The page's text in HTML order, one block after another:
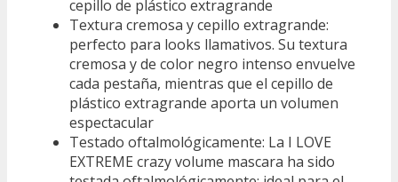
cepillo de plástico extragrande
Textura cremosa y cepillo extragrande:
perfecto para looks llamativos. Su textura
cremosa y de color negro intenso envuelve
cada pestaña, mientras que el cepillo de
plástico extragrande aporta un volumen
espectacular
Testado oftalmológicamente: La I LOVE
EXTREME crazy volume mascara ha sido